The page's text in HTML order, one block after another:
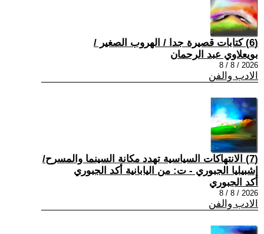
(6) كتابات قصيرة جدا / الهروب الصغير /
بويعلاوي عبد الرحمان
2026 / 8 / 8
الادب والفن
(7) الانتهاكات السياسية تهدد مكانة السينما والمسرح/
إشبيليا الجبوري - ت: من اليابانية أكد الجبوري
أكد الجبوري
2026 / 8 / 8
الادب والفن